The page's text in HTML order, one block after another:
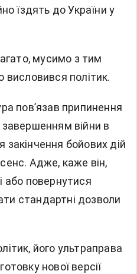
їздять до України у
мусимо з тим
висловився політик.
пов’язав припинення
завершенням війни в
закінчення бойових дій
Адже, каже він,
або повернутися
стандартні дозволи
його ультраправа
нової версії